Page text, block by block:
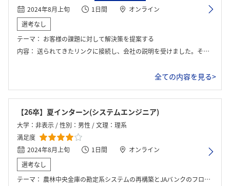
2024年8月上旬
1日間
オンライン
選考なし
テーマ： お客様の課題に対して解決策を提案する
内容： 送られてきたリンクに接続し、会社の説明を受けました。その後、ブレイクアウトルームに分かれ顧客の課題に対してのソリューションをグループワークで考えました。
全ての内容を見る>
【26卒】夏インターン(システムエンジニア)
大学：非表示 / 性別：男性 / 文理：理系
満足度
2024年8月上旬
1日間
オンライン
選考なし
テーマ： 農林中央金庫の勘定系システムの再構築とJAバンクのフロントシステムの改修